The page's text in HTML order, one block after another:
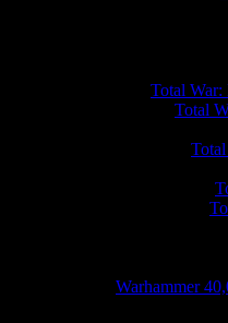
Total
Total
Warhammer